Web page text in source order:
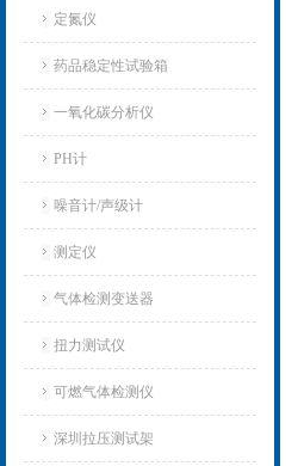
定氮仪
药品稳定性试验箱
一氧化碳分析仪
PH计
噪音计/声级计
测定仪
气体检测变送器
扭力测试仪
可燃气体检测仪
深圳拉压测试架